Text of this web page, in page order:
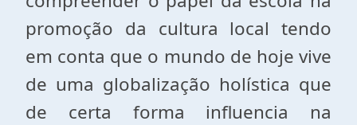
promoção da cultura local tendo
em conta que o mundo de hoje vive
de uma globalização holística que
de certa forma influencia na